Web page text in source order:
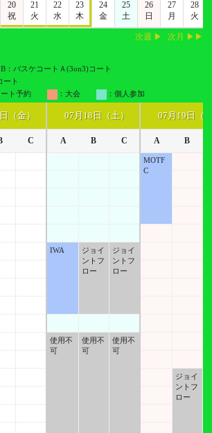
20
祝
21
火
22
水
23
木
24
金
25
土
26
日
27
月
28
火
次週 ▶ 次月 ▶▶
B：バスケコートＡ(3on3)コート
ート
ート予約 ：大会 ：個人参加
（金）
C
07月18日（土）
A B C
07月19日（
A B
IWA
使用不
可
ジョイ
ントフ
ロー
使用不
可
ジョイ
ントフ
ロー
使用不
可
MOTF
C
ジョイ
ントフ
ロー